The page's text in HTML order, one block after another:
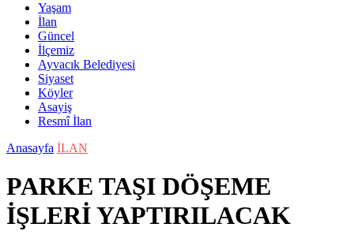
Yaşam
İlan
Güncel
İlçemiz
Ayvacık Belediyesi
Siyaset
Köyler
Asayiş
Resmî İlan
Anasayfa İLAN
PARKE TAŞI DÖŞEME
İŞLERİ YAPTIRILACAK